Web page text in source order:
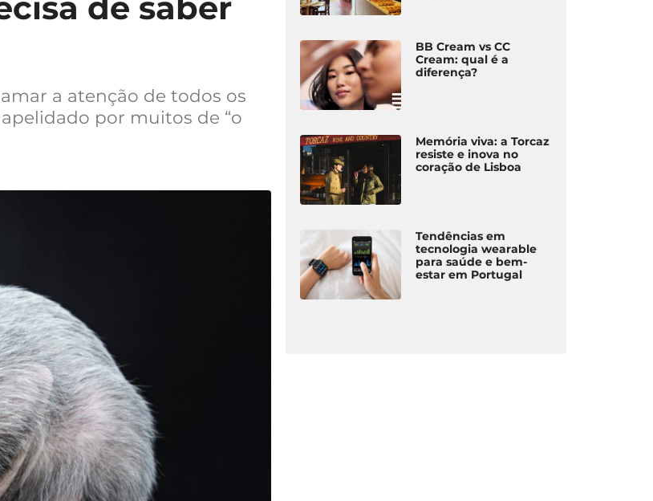
a atenção de todos os
por muitos de “o
BB Cream vs CC
Cream: qual é a
diferença?
Memória viva: a Torcaz
resiste e inova no
coração de Lisboa
Tendências em
tecnologia wearable
para saúde e bem-
estar em Portugal